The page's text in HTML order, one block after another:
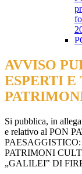
AVVISO
ESPERTI
Si pubblica, in
e relativo al PON
PATRIMONI
„GALILEI‟ DI